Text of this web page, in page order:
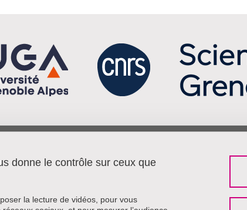
Menu footer
Travailler à Pacte
Crédits
donne le contrôle sur ceux que
la lecture de vidéos, pour vous